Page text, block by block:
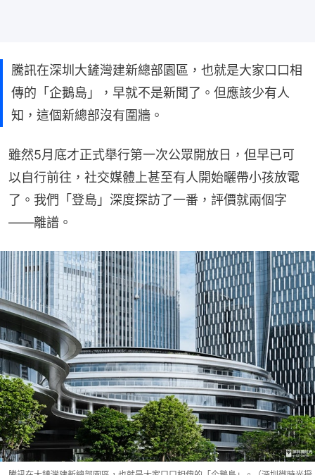
騰訊在深圳大鏟灣建新總部園區，也就是大家口口相
傳的「企鵝島」，早就不是新聞了。但應該少有人
知，這個新總部沒有圍牆。
雖然5月底才正式舉行第一次公眾開放日，但早已可
以自行前往，社交媒體上甚至有人開始曬帶小孩放電
了。我們「登島」深度探訪了一番，評價就兩個字
——離譜。